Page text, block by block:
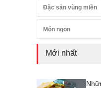
Đặc sản vùng miền
Món ngon
Mới nhất